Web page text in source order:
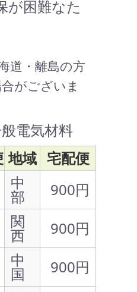
が困難なた
道・離島の方
がございま
電気材料
地域 宅配便
中
部
900円
関
西
900円
中
国
900円